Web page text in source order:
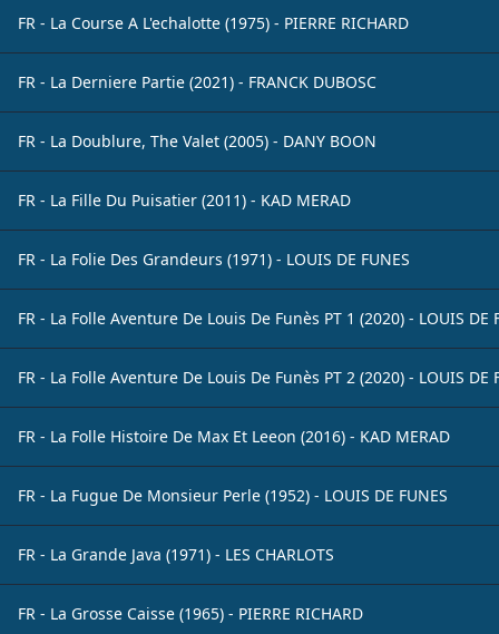
FR - La Course A L'echalotte (1975) - PIERRE RICHARD
FR - La Derniere Partie (2021) - FRANCK DUBOSC
FR - La Doublure, The Valet (2005) - DANY BOON
FR - La Fille Du Puisatier (2011) - KAD MERAD
FR - La Folie Des Grandeurs (1971) - LOUIS DE FUNES
FR - La Folle Aventure De Louis De Funès PT 1 (2020) - LOUIS DE
FR - La Folle Aventure De Louis De Funès PT 2 (2020) - LOUIS DE
FR - La Folle Histoire De Max Et Leeon (2016) - KAD MERAD
FR - La Fugue De Monsieur Perle (1952) - LOUIS DE FUNES
FR - La Grande Java (1971) - LES CHARLOTS
FR - La Grosse Caisse (1965) - PIERRE RICHARD